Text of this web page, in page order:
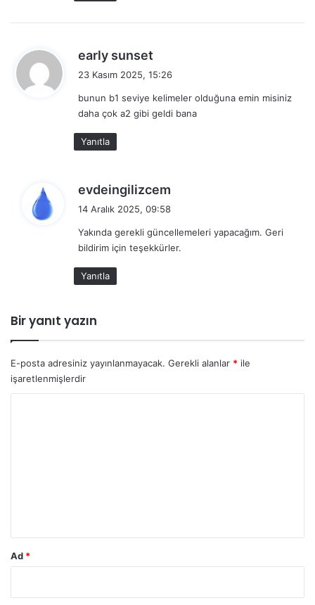
B1 Seviye İngilizce Kelimeler
early sunset
i
k
23 Kasım 2025, 15:26
bunun b1 seviye kelimeler olduğuna emin misiniz
daha çok a2 gibi geldi bana
Yanıtla
evdeingilizcem
i
k
14 Aralık 2025, 09:58
Yakında gerekli güncellemeleri yapacağım. Geri
bildirim için teşekkürler.
Yanıtla
Bir yanıt yazın
E-posta adresiniz yayınlanmayacak. Gerekli alanlar * ile
işaretlenmişlerdir
Ad *